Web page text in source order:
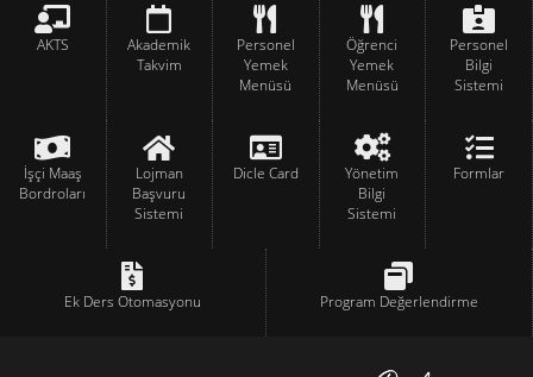
AKTS
Akademik
Takvim
Personel
Yemek
Menüsü
Öğrenci
Yemek
Menüsü
Personel
Bilgi
Sistemi
İşçi Maaş
Bordroları
Lojman
Başvuru
Sistemi
Dicle Card
Yönetim
Bilgi
Sistemi
Formlar
Ek Ders Otomasyonu Program Değerlendirme